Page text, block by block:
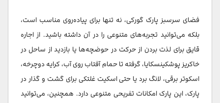
فضای سرسبز پارک گورکی، نه تنها برای پیاده‌روی مناسب است،
بلکه می‌توانید تجربه‌های متنوعی را در آن داشته باشید. از اجاره
قایق برای لذت بردن از حرکت در حوضچه‌ها یا بازدید از ساحل در
خاکریز پوشکینسکایا، گرفته تا حمام آفتاب روی آب، کرایه دوچرخه،
اسکوتر برقی، لانگ برد یا حتی اسکیت غلتکی برای گشت و گذار در
پارک، این پارک امکانات تفریحی متنوعی دارد. همچنین، می‌توانید